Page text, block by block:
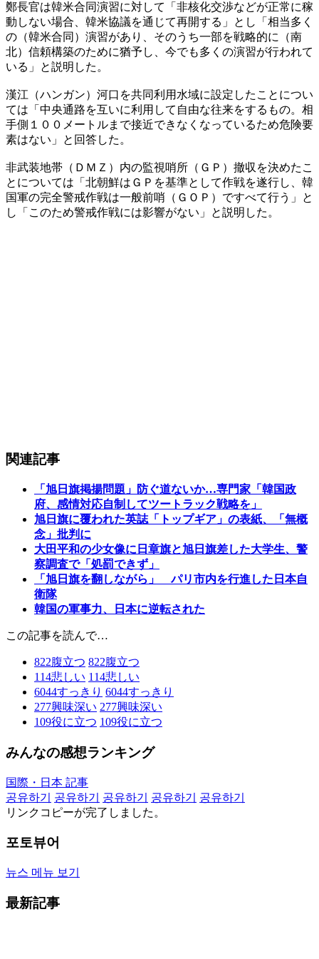
鄭長官は韓米合同演習に対して「非核化交渉などが正常に稼
動しない場合、韓米協議を通じて再開する」とし「相当多く
の（韓米合同）演習があり、そのうち一部を戦略的に（南
北）信頼構築のために猶予し、今でも多くの演習が行われて
いる」と説明した。
漢江（ハンガン）河口を共同利用水域に設定したことについ
ては「中央通路を互いに利用して自由な往来をするもの。相
手側１００メートルまで接近できなくなっているため危険要
素はない」と回答した。
非武装地帯（ＤＭＺ）内の監視哨所（ＧＰ）撤収を決めたこ
とについては「北朝鮮はＧＰを基準として作戦を遂行し、韓
国軍の完全警戒作戦は一般前哨（ＧＯＰ）ですべて行う」と
し「このため警戒作戦には影響がない」と説明した。
関連記事
「旭日旗掲揚問題」防ぐ道ないか…専門家「韓国政
府、感情対応自制してツートラック戦略を」
旭日旗に覆われた英誌「トップギア」の表紙、「無概
念」批判に
大田平和の少女像に日章旗と旭日旗差した大学生、警
察調査で「処罰できず」
「旭日旗を翻しながら」 パリ市内を行進した日本自
衛隊
韓国の軍事力、日本に逆転された
この記事を読んで…
822腹立つ 822腹立つ
114悲しい 114悲しい
6044すっきり 6044すっきり
277興味深い 277興味深い
109役に立つ 109役に立つ
みんなの感想ランキング
国際・日本 記事
공유하기
공유하기 공유하기 공유하기
공유하기
リンクコピーが完了しました。
포토뷰어
뉴스 메뉴 보기
最新記事